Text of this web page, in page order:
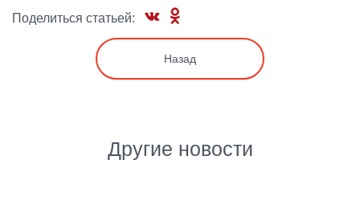
Назад
Поделиться статьей:
Другие новости